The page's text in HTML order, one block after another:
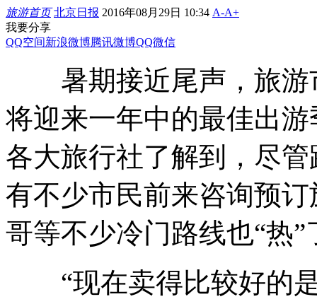
旅游首页 北京日报 2016年08月29日 10:34 A-A+
我要分享
QQ空间新浪微博腾讯微博QQ微信
暑期接近尾声，旅游
将迎来一年中的最佳出
各大旅行社了解到，尽
有不少市民前来咨询预
哥等不少冷门路线也“热”
“现在卖得比较好的是